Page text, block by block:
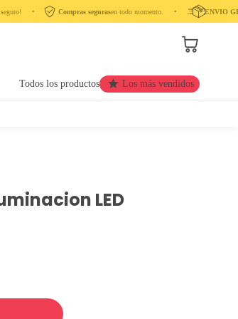
•‎ Compras segurasen todo momento. ‎ ‎ ‎ ‎ •‎ ‎ ‎ ‎ ‎ ENVIO
Todos los productos Los más vendidos
LED